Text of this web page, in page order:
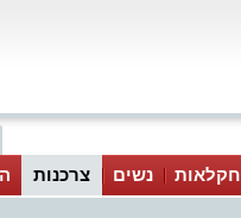
חקלאות נשים צרכנות